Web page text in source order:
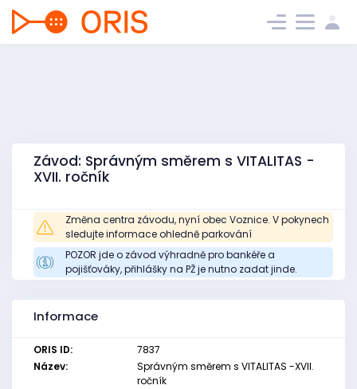
Závod: Správným směrem s VITALITAS -
XVII. ročník
Změna centra závodu, nyní obec Voznice. V pokynech
sledujte informace ohledně parkování
POZOR jde o závod výhradně pro bankéře a
pojišťováky, přihlášky na PŽ je nutno zadat jinde.
Informace
ORIS ID:
7837
Název:
Správným směrem s VITALITAS -XVII.
ročník